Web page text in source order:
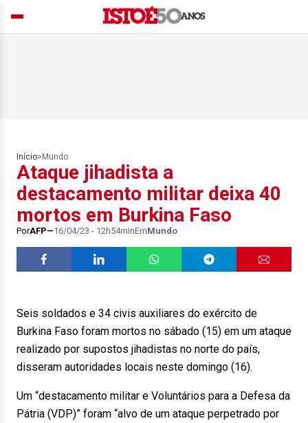
Início> Mundo
Ataque jihadista a
destacamento militar deixa 40
mortos em Burkina Faso
PorAFP 16/04/23 - 12h54minEmMundo
Seis soldados e 34 civis auxiliares do exército de
Burkina Faso foram mortos no sábado (15) em um ataque
realizado por supostos jihadistas no norte do país,
disseram autoridades locais neste domingo (16).
Um “destacamento militar e Voluntários para a Defesa da
Pátria (VDP)” foram “alvo de um ataque perpetrado por